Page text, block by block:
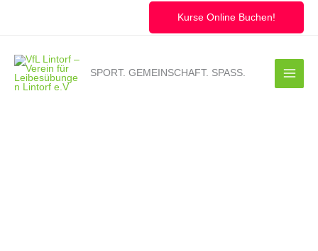
Kurse Online Buchen!
SPORT. GEMEINSCHAFT. SPASS.